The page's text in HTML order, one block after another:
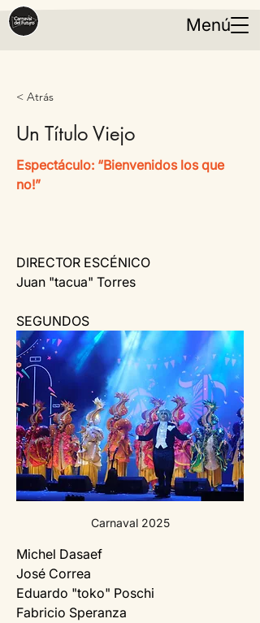
Menú
< Atrás
Un Título Viejo
Espectáculo: “Bienvenidos los que
no!”
DIRECTOR ESCÉNICO
Juan "tacua" Torres
SEGUNDOS
Carnaval 2025
Michel Dasaef
José Correa
Eduardo "toko" Poschi
Fabricio Speranza